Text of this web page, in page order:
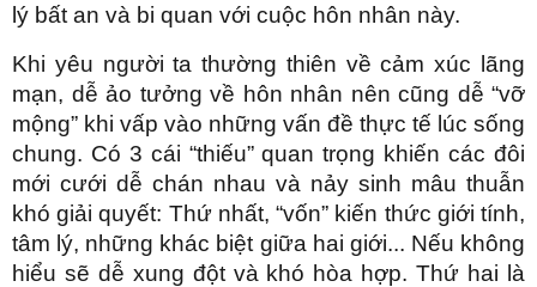
lý bất an và bi quan với cuộc hôn nhân này.
Khi yêu người ta thường thiên về cảm xúc lãng
mạn, dễ ảo tưởng về hôn nhân nên cũng dễ “vỡ
mộng” khi vấp vào những vấn đề thực tế lúc sống
chung. Có 3 cái “thiếu” quan trọng khiến các đôi
mới cưới dễ chán nhau và nảy sinh mâu thuẫn
khó giải quyết: Thứ nhất, “vốn” kiến thức giới tính,
tâm lý, những khác biệt giữa hai giới... Nếu không
hiểu sẽ dễ xung đột và khó hòa hợp. Thứ hai là